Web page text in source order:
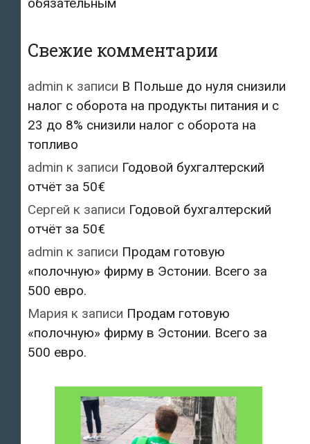
обязательным
Свежие комментарии
admin к записи В Польше до нуля снизили
налог с оборота на продукты питания и с
23 до 8% снизили налог с оборота на
топливо
admin к записи Годовой бухгалтерский
отчёт за 50€
Сергей к записи Годовой бухгалтерский
отчёт за 50€
admin к записи Продам готовую
«полочную» фирму в Эстонии. Всего за
500 евро.
Мария к записи Продам готовую
«полочную» фирму в Эстонии. Всего за
500 евро.